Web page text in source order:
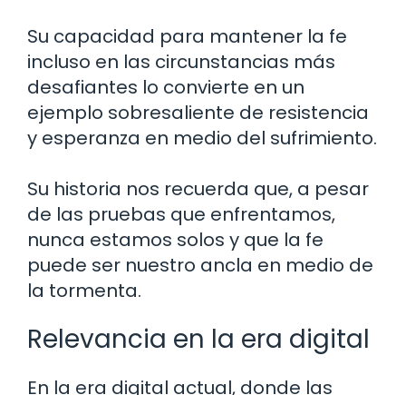
Su capacidad para mantener la fe
incluso en las circunstancias más
desafiantes lo convierte en un
ejemplo sobresaliente de resistencia
y esperanza en medio del sufrimiento.
Su historia nos recuerda que, a pesar
de las pruebas que enfrentamos,
nunca estamos solos y que la fe
puede ser nuestro ancla en medio de
la tormenta.
Relevancia en la era digital
En la era digital actual, donde las